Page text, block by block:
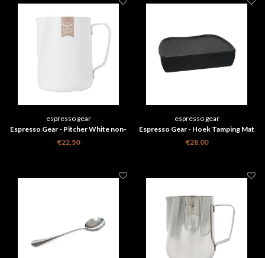
espresso gear
Espresso Gear - Pitcher White non-
stick 0.6l
€22,50
espresso gear
Espresso Gear - Hoek Tamping Mat
€28,00